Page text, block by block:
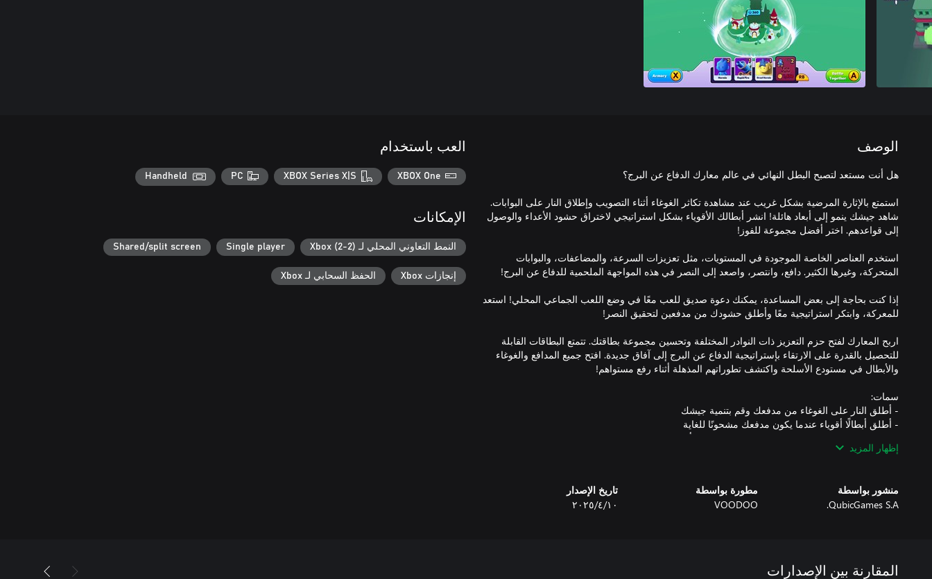
الوصف
استمتع بالإثارة المرضية بشكل غريب عند مشاهدة تكاثر الغوغاء أثناء التصويب وإطلاق النار على البوابات.
شاهد جيشك ينمو إلى أبعاد هائلة! انشر أبطالك الأقوياء بشكل استراتيجي لاختراق حشود الأعداء والوصول
استخدم العناصر الخاصة الموجودة في المستويات، مثل تعزيزات السرعة، والمضاعفات، والبوابات
إذا كنت بحاجة إلى بعض المساعدة، يمكنك دعوة صديق للعب معًا في وضع اللعب الجماعي المحلي! استعد
اربح المعارك لفتح حزم التعزيز ذات النوادر المختلفة وتحسين مجموعة بطاقتك. تتمتع البطاقات القابلة
للتحصيل بالقدرة على الارتقاء بإستراتيجية الدفاع عن البرج إلى آفاق جديدة. افتح جميع المدافع والغوغاء
- استخدم البوابات المضاعفة أو تعزيزات السرعة بشكل استراتيجي للحصول على ميزة أكثر أهمية على
إظهار المزيد
منشور بواسطة
QubicGames S.A.
مطورة بواسطة
VOODOO
تاريخ الإصدار
١٠‏/٤‏/٢٠٢٥
العب باستخدام
XBOX One
XBOX Series X|S
PC
Handheld
الإمكانات
النمط التعاوني المحلي لـ Xbox (2-2) Single player
Shared/split screen
إنجازات Xbox الحفظ السحابي لـ Xbox
المقارنة بين الإصدارات